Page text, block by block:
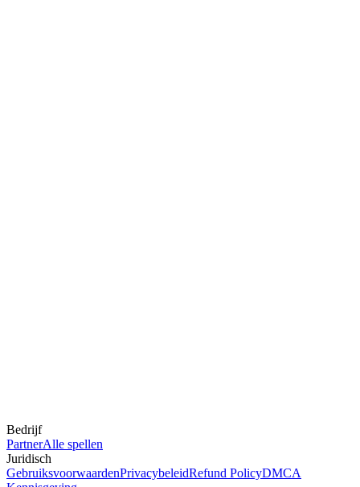
Bedrijf
PartnerAlle spellen
Juridisch
GebruiksvoorwaardenPrivacybeleidRefund PolicyDMCA